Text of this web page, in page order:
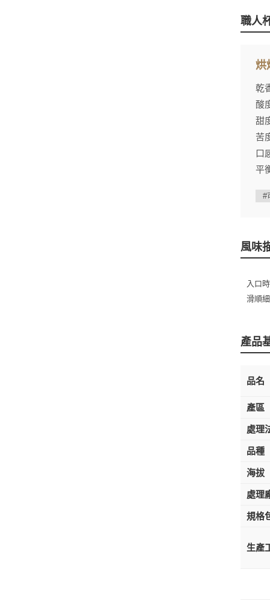
職人
烘
乾
酸
甜
苦
口
平
#
風味
入口
滑順
產品
品名
產區
處理
品種
海拔
處理
規格
生產